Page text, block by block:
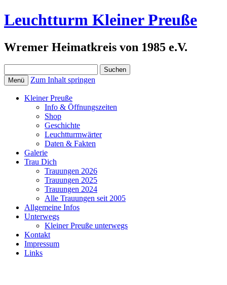
Leuchtturm Kleiner Preuße
Wremer Heimatkreis von 1985 e.V.
nach:
Menü Zum Inhalt springen
Kleiner Preuße
Info & Öffnungszeiten
Shop
Geschichte
Leuchtturmwärter
Daten & Fakten
Galerie
Trau Dich
Trauungen 2026
Trauungen 2025
Trauungen 2024
Alle Trauungen seit 2005
Allgemeine Infos
Unterwegs
Kleiner Preuße unterwegs
Kontakt
Impressum
Links